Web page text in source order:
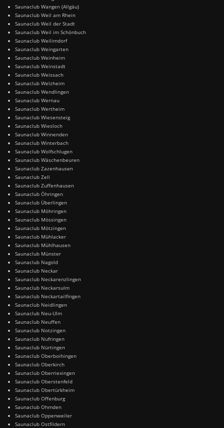
Saunaclub Wangen (Allgäu)
Saunaclub Weil am Rhein
Saunaclub Weil der Stadt
Saunaclub Weil im Schönbuch
Saunaclub Weilimdorf
Saunaclub Weingarten
Saunaclub Weinheim
Saunaclub Weinstadt
Saunaclub Weissach
Saunaclub Welzheim
Saunaclub Wendlingen
Saunaclub Wernau
Saunaclub Wertheim
Saunaclub Wiesensteig
Saunaclub Wiesloch
Saunaclub Winnenden
Saunaclub Winterbach
Saunaclub Wolfschlugen
Saunaclub Wäschenbeuren
Saunaclub Zazenhausen
Saunaclub Zell
Saunaclub Zuffenhausen
Saunaclub Öhringen
Saunaclub Überlingen
Saunaclub Möhringen
Saunaclub Mössingen
Saunaclub Mötzingen
Saunaclub Mühlacker
Saunaclub Mühlhausen
Saunaclub Münster
Saunaclub Nagold
Saunaclub Neckar
Saunaclub Neckarenzlingen
Saunaclub Neckarsulm
Saunaclub Neckartailfingen
Saunaclub Neidlingen
Saunaclub Neu-Ulm
Saunaclub Neuffen
Saunaclub Notzingen
Saunaclub Nufringen
Saunaclub Nürtingen
Saunaclub Oberboihingen
Saunaclub Oberkirch
Saunaclub Oberriexingen
Saunaclub Oberstenfeld
Saunaclub Obertürkheim
Saunaclub Offenburg
Saunaclub Ohmden
Saunaclub Oppenweiler
Saunaclub Ostfildern